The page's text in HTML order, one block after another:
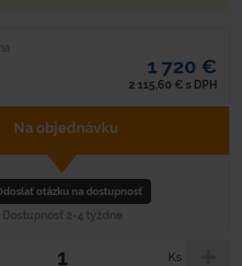
1 720 €
2 115,60 € s DPH
Na objednávku
otázku na dostupnosť
Dostupnosť 2-4 týždne
Ks